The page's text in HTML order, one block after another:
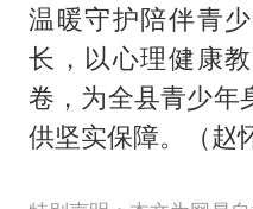
温暖守护陪伴青
长，以心理健康
卷，为全县青少年
供坚实保障。（赵